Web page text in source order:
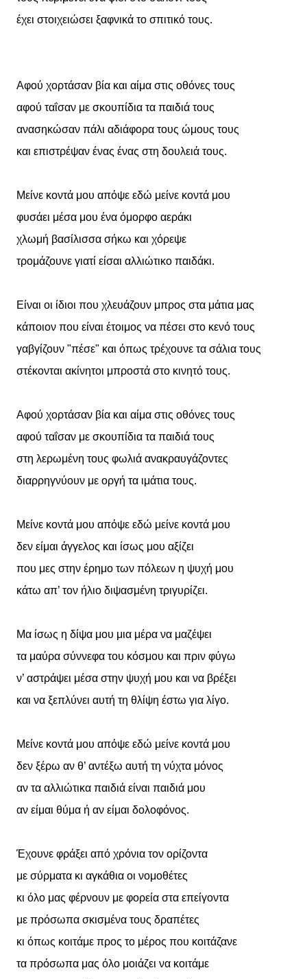
έχει στοιχειώσει ξαφνικά το σπιτικό τους.
Αφού χορτάσαν βία και αίμα στις οθόνες τους
αφού ταΐσαν με σκουπίδια τα παιδιά τους
ανασηκώσαν πάλι αδιάφορα τους ώμους τους
και επιστρέψαν ένας ένας στη δουλειά τους.
Μείνε κοντά μου απόψε εδώ μείνε κοντά μου
φυσάει μέσα μου ένα όμορφο αεράκι
χλωμή βασίλισσα σήκω και χόρεψε
τρομάζουνε γιατί είσαι αλλιώτικο παιδάκι.
Είναι οι ίδιοι που χλευάζουν μπρος στα μάτια μας
κάποιον που είναι έτοιμος να πέσει στο κενό τους
γαβγίζουν "πέσε" και όπως τρέχουνε τα σάλια τους
στέκονται ακίνητοι μπροστά στο κινητό τους.
Αφού χορτάσαν βία και αίμα στις οθόνες τους
αφού ταΐσαν με σκουπίδια τα παιδιά τους
στη λερωμένη τους φωλιά ανακραυγάζοντες
διαρρηγνύουν με οργή τα ιμάτια τους.
Μείνε κοντά μου απόψε εδώ μείνε κοντά μου
δεν είμαι άγγελος και ίσως μου αξίζει
που μες στην έρημο των πόλεων η ψυχή μου
κάτω απ’ τον ήλιο διψασμένη τριγυρίζει.
Μα ίσως η δίψα μου μια μέρα να μαζέψει
τα μαύρα σύννεφα του κόσμου και πριν φύγω
ν’ αστράψει μέσα στην ψυχή μου και να βρέξει
και να ξεπλύνει αυτή τη θλίψη έστω για λίγο.
Μείνε κοντά μου απόψε εδώ μείνε κοντά μου
δεν ξέρω αν θ’ αντέξω αυτή τη νύχτα μόνος
αν τα αλλιώτικα παιδιά είναι παιδιά μου
αν είμαι θύμα ή αν είμαι δολοφόνος.
Έχουνε φράξει από χρόνια τον ορίζοντα
με σύρματα κι αγκάθια οι νομοθέτες
κι όλο μας φέρνουν με φορεία στα επείγοντα
με πρόσωπα σκισμένα τους δραπέτες
κι όπως κοιτάμε προς το μέρος που κοιτάζανε
τα πρόσωπα μας όλο μοιάζει να κοιτάμε